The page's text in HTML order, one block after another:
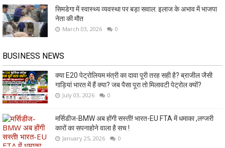
सिमडेगा में स्वास्थ्य व्यवस्था पर बड़ा सवाल: इलाज के अभाव में भाजपा
नेता की मौत
March 03, 2026 0
BUSINESS NEWS
क्या E20 पेट्रोलियम मंत्री का दावा पूरी तरह सही है? ब्राजील जैसी
गाड़ियां भारत में हैं क्या? जब पैसा पूरा तो मिलावटी पेट्रोल क्यों?
July 03, 2026 0
मर्सिडीज-BMW अब होंगी सस्ती! भारत-EU FTA में धमाका ,लग्जरी
कारों का सपनाहोने वाला है सच !
January 25, 2026 0